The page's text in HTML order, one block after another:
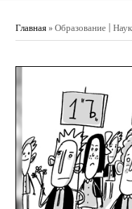
Главная »Образование |